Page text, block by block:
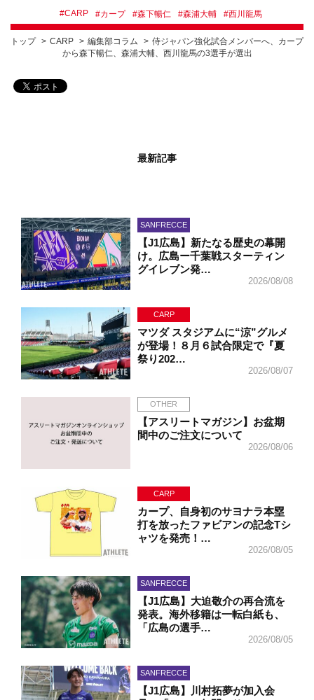
#CARP #カープ #森下暢仁 #森浦大輔 #西川龍馬
トップ CARP 編集部コラム
侍ジャパン強化試合メンバーへ、カープ
から森下暢仁、森浦大輔、西川龍馬の3選手が選出
最新記事
SANFRECCE
【J1広島】新たなる歴史の幕開
け。広島ー千葉戦スターティン
グイレブン発…
2026/08/08
CARP
マツダ スタジアムに“涼”グルメ
が登場！８月６試合限定で『夏
祭り202…
2026/08/07
OTHER
【アスリートマガジン】お盆期
間中のご注文について
2026/08/06
CARP
カープ、自身初のサヨナラ本塁
打を放ったファビアンの記念Tシ
ャツを発売！…
2026/08/05
SANFRECCE
【J1広島】大迫敬介の再合流を
発表。海外移籍は一転白紙も、
「広島の選手…
2026/08/05
SANFRECCE
【J1広島】川村拓夢が加入会